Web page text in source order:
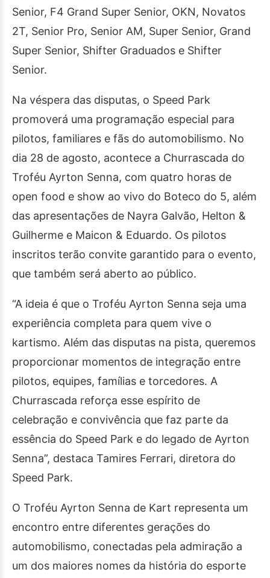
Senior, F4 Grand Super Senior, OKN, Novatos
2T, Senior Pro, Senior AM, Super Senior, Grand
Super Senior, Shifter Graduados e Shifter
Senior.
Na véspera das disputas, o Speed Park
promoverá uma programação especial para
pilotos, familiares e fãs do automobilismo. No
dia 28 de agosto, acontece a Churrascada do
Troféu Ayrton Senna, com quatro horas de
open food e show ao vivo do Boteco do 5, além
das apresentações de Nayra Galvão, Helton &
Guilherme e Maicon & Eduardo. Os pilotos
inscritos terão convite garantido para o evento,
que também será aberto ao público.
“A ideia é que o Troféu Ayrton Senna seja uma
experiência completa para quem vive o
kartismo. Além das disputas na pista, queremos
proporcionar momentos de integração entre
pilotos, equipes, famílias e torcedores. A
Churrascada reforça esse espírito de
celebração e convivência que faz parte da
essência do Speed Park e do legado de Ayrton
Senna”, destaca Tamires Ferrari, diretora do
Speed Park.
O Troféu Ayrton Senna de Kart representa um
encontro entre diferentes gerações do
automobilismo, conectadas pela admiração a
um dos maiores nomes da história do esporte